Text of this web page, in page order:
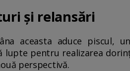
și relansări
aceasta aduce
lupte pentru realizarea
perspectivă.